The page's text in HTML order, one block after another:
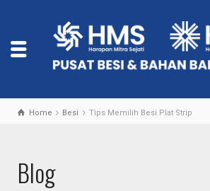
Home Besi Tips Memilih Besi Plat Strip
Blog